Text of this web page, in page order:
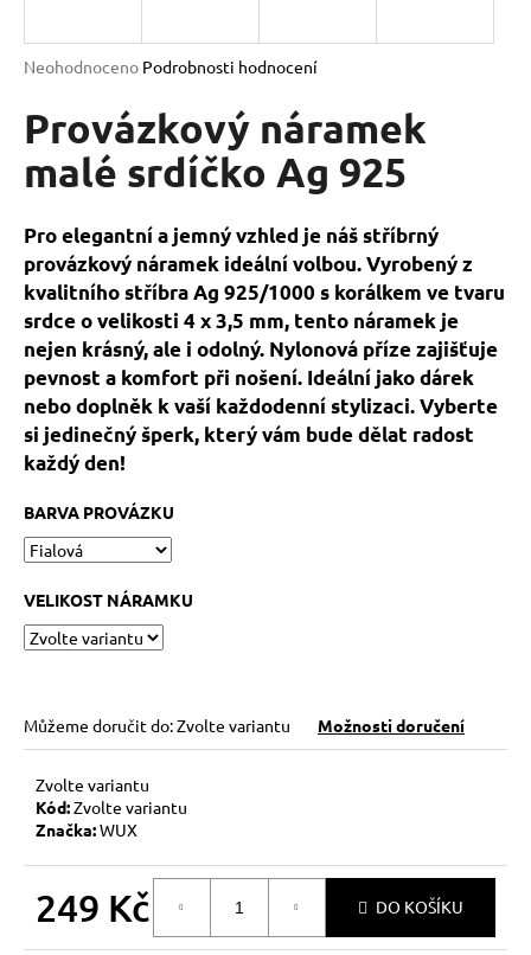
Průměrné
produktu
je
hvězdiček.
Neohodnoceno Podrobnosti hodnocení
Provázkový náramek
malé srdíčko Ag 925
Pro elegantní a jemný vzhled je náš stříbrný
provázkový náramek ideální volbou. Vyrobený z
kvalitního stříbra Ag 925/1000 s korálkem ve tvaru
srdce o velikosti 4 x 3,5 mm, tento náramek je
nejen krásný, ale i odolný. Nylonová příze zajišťuje
pevnost a komfort při nošení. Ideální jako dárek
nebo doplněk k vaší každodenní stylizaci. Vyberte
si jedinečný šperk, který vám bude dělat radost
každý den!
BARVA PROVÁZKU
VELIKOST NÁRAMKU
Můžeme doručit do:Zvolte variantu Možnosti doručení
Zvolte variantu
Kód:Zvolte variantu
Značka:WUX
249 Kč DO KOŠÍKU
j
t
?
HLEDAT
D
o
p
o
u
č
u
j
e
m
KABBALAH
FIVE
SILVER
119
Kč
149